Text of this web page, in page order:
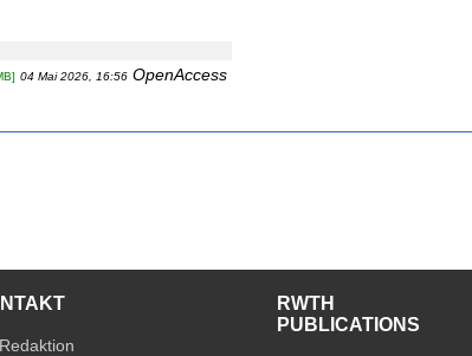
04 Mai 2026, 16:56 OpenAccess
Redaktion
RWTH
PUBLICATIONS